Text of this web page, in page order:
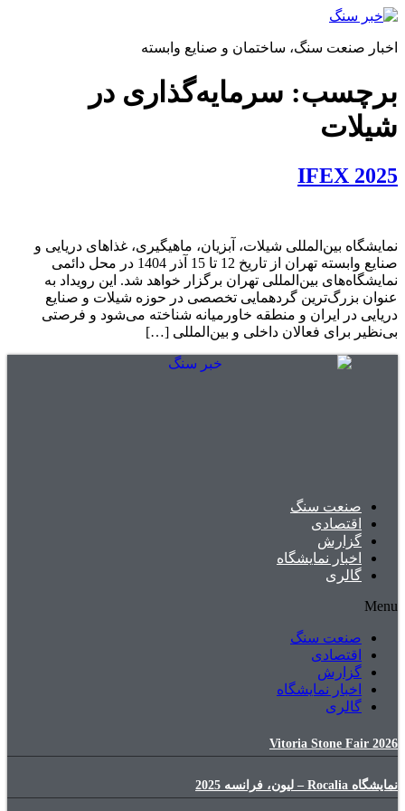
پرش
محتوا
اخبار صنعت سنگ، ساختمان و صنایع وابسته
برچسب: سرمایه‌گذاری در
شیلات
IFEX 2025
نمایشگاه بین‌المللی شیلات، آبزیان، ماهیگیری، غذاهای دریایی و
صنایع وابسته تهران از تاریخ 12 تا 15 آذر 1404 در محل دائمی
نمایشگاه‌های بین‌المللی تهران برگزار خواهد شد. این رویداد به
عنوان بزرگ‌ترین گردهمایی تخصصی در حوزه شیلات و صنایع
دریایی در ایران و منطقه خاورمیانه شناخته می‌شود و فرصتی
بی‌نظیر برای فعالان داخلی و بین‌المللی […]
صنعت سنگ
اقتصادی
گزارش
اخبار نمایشگاه
گالری
Menu
صنعت سنگ
اقتصادی
گزارش
اخبار نمایشگاه
گالری
Vitoria Stone Fair 2026
نمایشگاه Rocalia – لیون، فرانسه 2025